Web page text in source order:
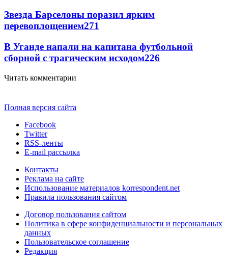
Звезда Барселоны поразил ярким
перевоплощением271
В Уганде напали на капитана футбольной
сборной с трагическим исходом226
Читать комментарии
Полная версия сайта
Facebook
Twitter
RSS-ленты
E-mail рассылка
Контакты
Реклама на сайте
Использование материалов korrespondent.net
Правила пользования сайтом
Договор пользования сайтом
Политика в сфере конфиденциальности и персональных
данных
Пользовательское соглашение
Редакция